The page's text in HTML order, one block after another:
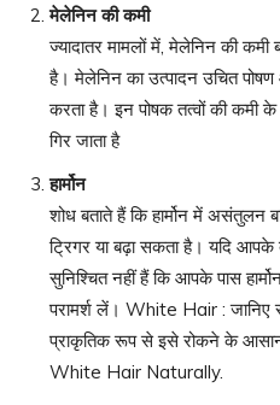
मेलेनिन की कमी
ज्यादातर मामलों में, मेलेनिन की
है। मेलेनिन का उत्पादन उचित
करता है। इन पोषक तत्वों की कमी
गिर जाता है
हार्मोन
शोध बताते हैं कि हार्मोन में
ट्रिगर या बढ़ा सकता है। यदि
सुनिश्चित नहीं हैं कि आपके पास
परामर्श लें। White Hair :
प्राकृतिक रूप से इसे रोकने के
White Hair Naturally.